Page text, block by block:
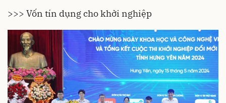
>>> Vốn tín dụng cho khởi nghiệp